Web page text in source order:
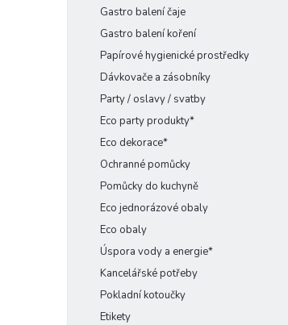
Gastro balení čaje
Gastro balení koření
Papírové hygienické prostředky
Dávkovače a zásobníky
Party / oslavy / svatby
Eco party produkty*
Eco dekorace*
Ochranné pomůcky
Pomůcky do kuchyně
Eco jednorázové obaly
Eco obaly
Úspora vody a energie*
Kancelářské potřeby
Pokladní kotoučky
Etikety